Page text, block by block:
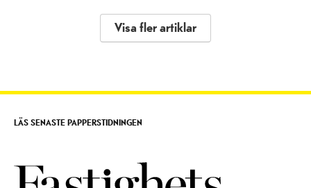
Visa fler artiklar
LÄS SENASTE PAPPERSTIDNINGEN